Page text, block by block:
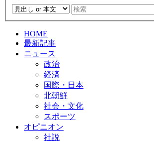
HOME
最新記事
ニュース
政治
経済
国際・日本
北朝鮮
社会・文化
スポーツ
オピニオン
社説